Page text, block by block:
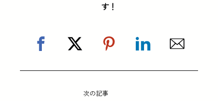
す！
次の記事